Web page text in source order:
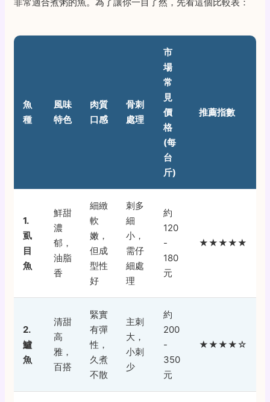
魚
種
風味
特色
肉質
口感
骨刺
處理
市
場
常
見
價
格
(每
台
斤)
推薦指數
1.
虱
目
魚
鮮甜
濃
郁，
油脂
香
細緻
軟
嫩，
但成
型性
好
刺多
細
小，
需仔
細處
理
約
120
-
180
元
★★★★★
2.
鱸
魚
清甜
高
雅，
百搭
緊實
有彈
性，
久煮
不散
主刺
大，
小刺
少
約
200
-
350
元
★★★★☆